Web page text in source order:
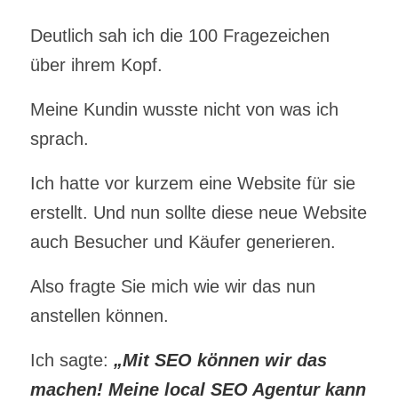
Deutlich sah ich die 100 Fragezeichen
über ihrem Kopf.
Meine Kundin wusste nicht von was ich
sprach.
Ich hatte vor kurzem eine Website für sie
erstellt. Und nun sollte diese neue Website
auch Besucher und Käufer generieren.
Also fragte Sie mich wie wir das nun
anstellen können.
Ich sagte: „Mit SEO können wir das
machen! Meine local SEO Agentur kann